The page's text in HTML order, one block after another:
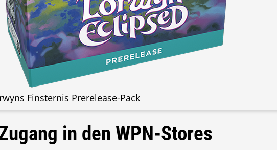
Finsternis Prerelease-Pack
in den WPN-Stores